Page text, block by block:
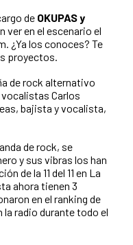
de OKUPAS y
ver en el escenario el
¿Ya los conoces? Te
proyectos.
de rock alternativo
Carlos
bajista y vocalista,
de rock, se
y sus vibras los han
de la 11 del 11 en La
ahora tienen 3
en el ranking de
la radio durante todo el